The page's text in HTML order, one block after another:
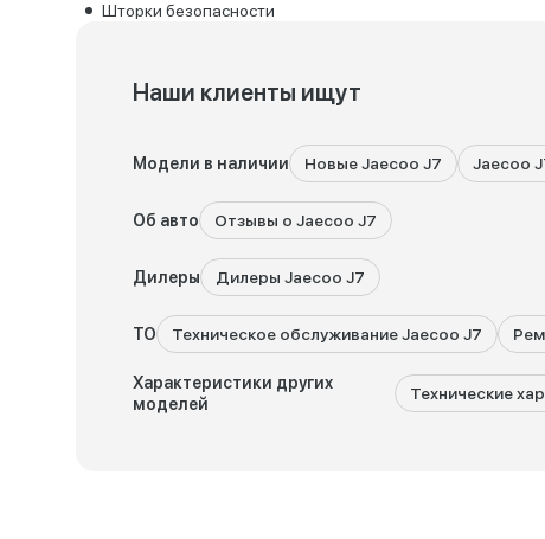
Шторки безопасности
Наши клиенты ищут
Модели в наличии Новые Jaecoo J7 Jaecoo
Об авто Отзывы о Jaecoo J7
Дилеры Дилеры Jaecoo J7
ТО Техническое обслуживание Jaecoo J7
Характеристики других
моделей
Технические